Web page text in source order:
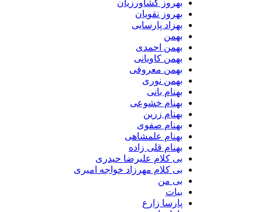
بهروز کشاورزیان
بهروز نقویان
بهزاد پارسایی
بهمن
بهمن احمدی
بهمن کاویانی
بهمن معروفی
بهمن نوری
بهنام بانی
بهنام خشوعی
بهنام زرین
بهنام صفوی
بهنام علمشاهی
بهنام قلی زاده
بی کلام علیرضا حیدری
بی کلام مهرزاد خواجه امیری
بی من
بیات
پارسا زارع